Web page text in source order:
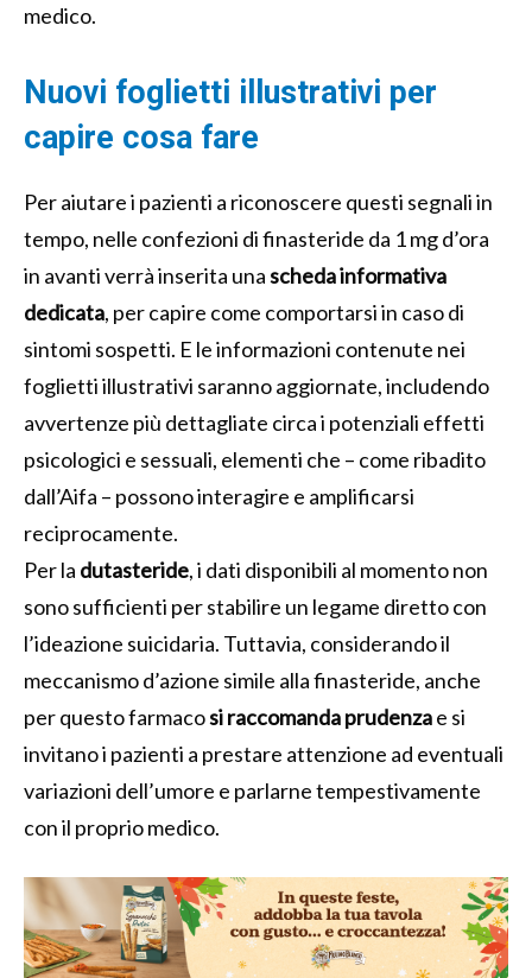
medico.
Nuovi foglietti illustrativi per
capire cosa fare
Per aiutare i pazienti a riconoscere questi segnali in
tempo, nelle confezioni di finasteride da 1 mg d’ora
in avanti verrà inserita unascheda informativa
dedicata, per capire come comportarsi in caso di
sintomi sospetti. E le informazioni contenute nei
foglietti illustrativi saranno aggiornate, includendo
avvertenze più dettagliate circa i potenziali effetti
psicologici e sessuali, elementi che – come ribadito
dall’Aifa – possono interagire e amplificarsi
reciprocamente.
Per la dutasteride, i dati disponibili al momento non
sono sufficienti per stabilire un legame diretto con
l’ideazione suicidaria. Tuttavia, considerando il
meccanismo d’azione simile alla finasteride, anche
per questo farmacosi raccomanda prudenzae si
invitano i pazienti a prestare attenzione ad eventuali
variazioni dell’umore e parlarne tempestivamente
con il proprio medico.